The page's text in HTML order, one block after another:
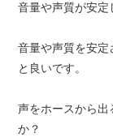
音量や声質が安定
音量や声質を安定
と良いです。
声をホースから出
か？